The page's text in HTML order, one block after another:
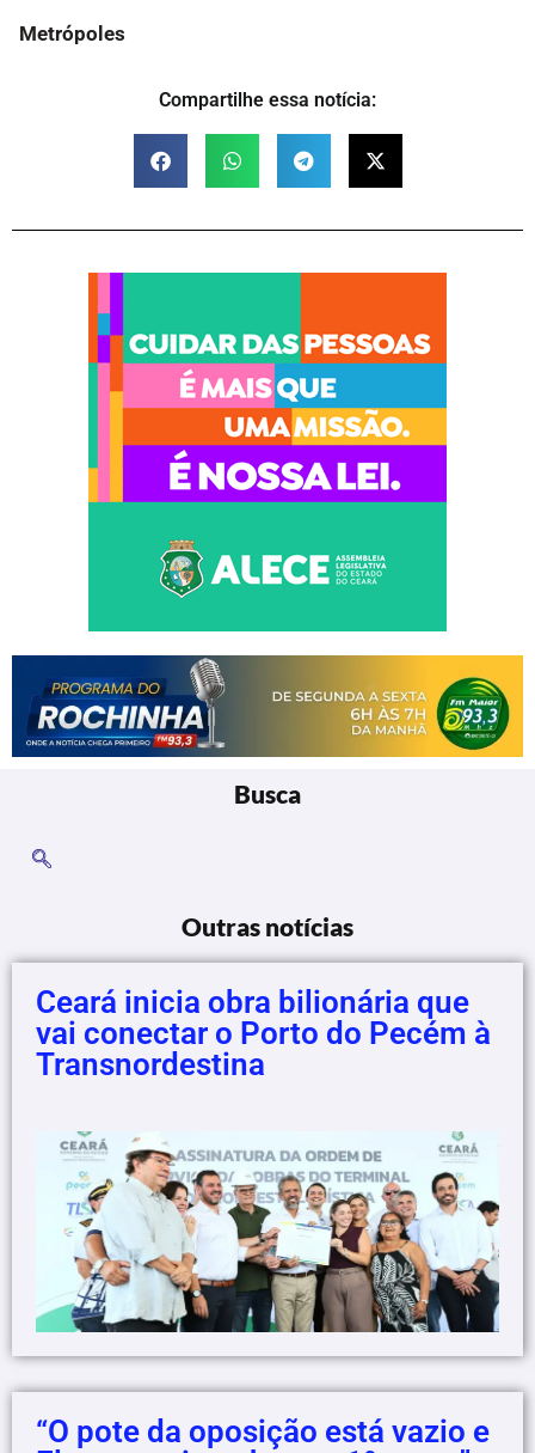
Metrópoles
Compartilhe essa notícia:
Busca
Outras notícias
Ceará inicia obra bilionária que
vai conectar o Porto do Pecém à
Transnordestina
“O pote da oposição está vazio e